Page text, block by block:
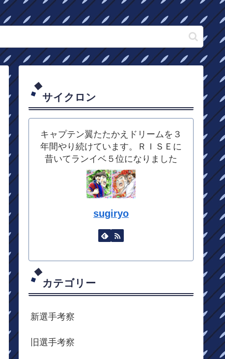
サイクロン
キャプテン翼たたかえドリームを３
年間やり続けています。ＲＩＳＥに
昔いてランイベ５位になりました
sugiryo
カテゴリー
新選手考察
旧選手考察